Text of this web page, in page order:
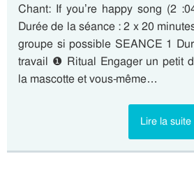
Chant: If you’re happy song (2
Durée de la séance : 2 x 20
groupe si possible SEANCE 1
travail ❶ Ritual Engager un petit
la mascotte et vous-même…
Lire la suite